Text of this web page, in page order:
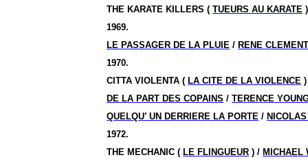
THE KARATE KILLERS (TUEURS AU KARATE
1969.
LE PASSAGER DE LA PLUIE / RENE
1970.
CITTA VIOLENTA ( LA CITE DE LA VIOLENCE
DE LA PART DES COPAINS /TERENCE
QUELQU’ UN DERRIERE LA PORTE /
1972.
THE MECHANIC ( LE FLINGUEUR ) / MICHAEL